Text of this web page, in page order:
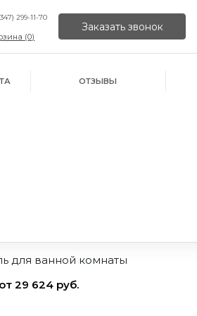
299-11-70
(0)
Заказать звонок
ОТЗЫВЫ
для ванной комнаты
от 29 624 руб.